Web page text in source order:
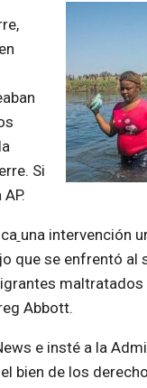
Si
una intervención
que se enfrentó al
Abbott.
e insté a la
bien de los